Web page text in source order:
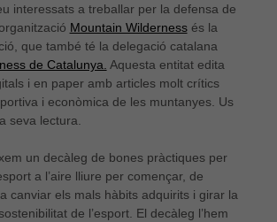
interessats a treballar per la defensa de
Mountain Wildernessés la
que també té la delegació catalana
de Catalunya. Aquesta entitat edita
i en paper amb articles molt crítics
i econòmica de les muntanyes. Us
seva lectura.
un decàleg de bones pràctiques per
a l’aire lliure per començar, de
canviar els mals hàbits adquirits i girar la
de l’esport. El decàleg l’hem
Necessàries
Aquestes
cookies no
són
necessàries
per al bon
funcionament
web.